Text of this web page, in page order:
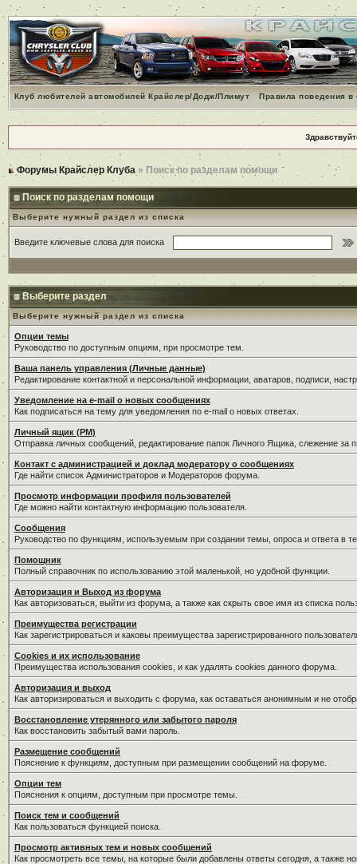
Клуб любителей автомобилей Крайслер/Додж/Плимут Правила поведения
Форумы Крайслер Клуба » Поиск по разделам помощи
Поиск по разделам помощи
Выберите нужный раздел из списка
Введите ключевые слова для поиска
Выберите раздел
Выберите нужный раздел из списка
Опции темы
Руководство по доступным опциям, при просмотре тем.
Ваша панель управления (Личные данные)
Редактирование контактной и персональной информации, аватаров, подписи,
Уведомление на e-mail о новых сообщениях
Как подписаться на тему для уведомления по e-mail о новых ответах.
Личный ящик (PM)
Отправка личных сообщений, редактирование папок Личного Ящика, слежение
Контакт с администрацией и доклад модератору о сообщениях
Где найти список Администраторов и Модераторов форума.
Просмотр информации профиля пользователей
Где можно найти контактную информацию пользователя.
Сообщения
Руководство по функциям, используемым при создании темы, опроса и ответа в
Помощник
Полный справочник по использованию этой маленькой, но удобной функции.
Авторизация и Выход из форума
Как авторизоваться, выйти из форума, а также как скрыть свое имя из списка
Преимущества регистрации
Как зарегистрироваться и каковы преимущества зарегистрированного
Cookies и их использование
Преимущества использования cookies, и как удалять cookies данного форума.
Авторизация и выход
Как авторизироваться и выходить с форума, как оставаться анонимным и не
Восстановление утерянного или забытого пароля
Как восстановить забытый вами пароль.
Размещение сообщений
Пояснение к функциям, доступным при размещении сообщений на форуме.
Опции тем
Пояснения к опциям, доступным при просмотре темы.
Поиск тем и сообщений
Как пользоваться функцией поиска.
Просмотр активных тем и новых сообщений
Как просмотреть все темы, на которые были добавлены ответы сегодня, а также